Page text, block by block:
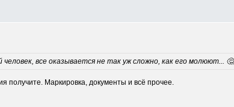
все оказывается не так уж сложно, как его молюют... 🤔
получите. Маркировка, документы и всё прочее.